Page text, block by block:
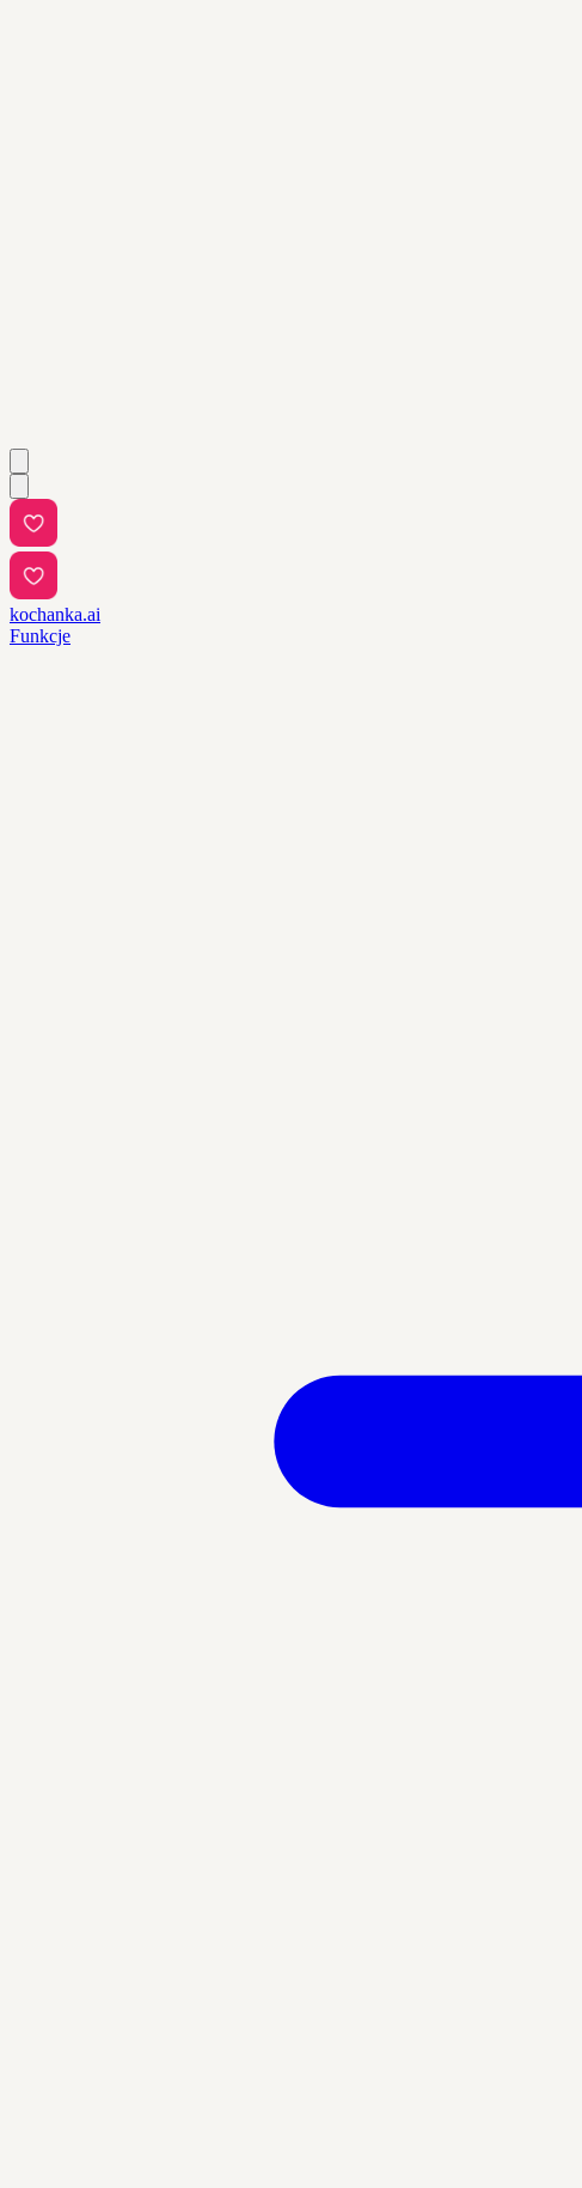
kochanka.ai
Funkcje